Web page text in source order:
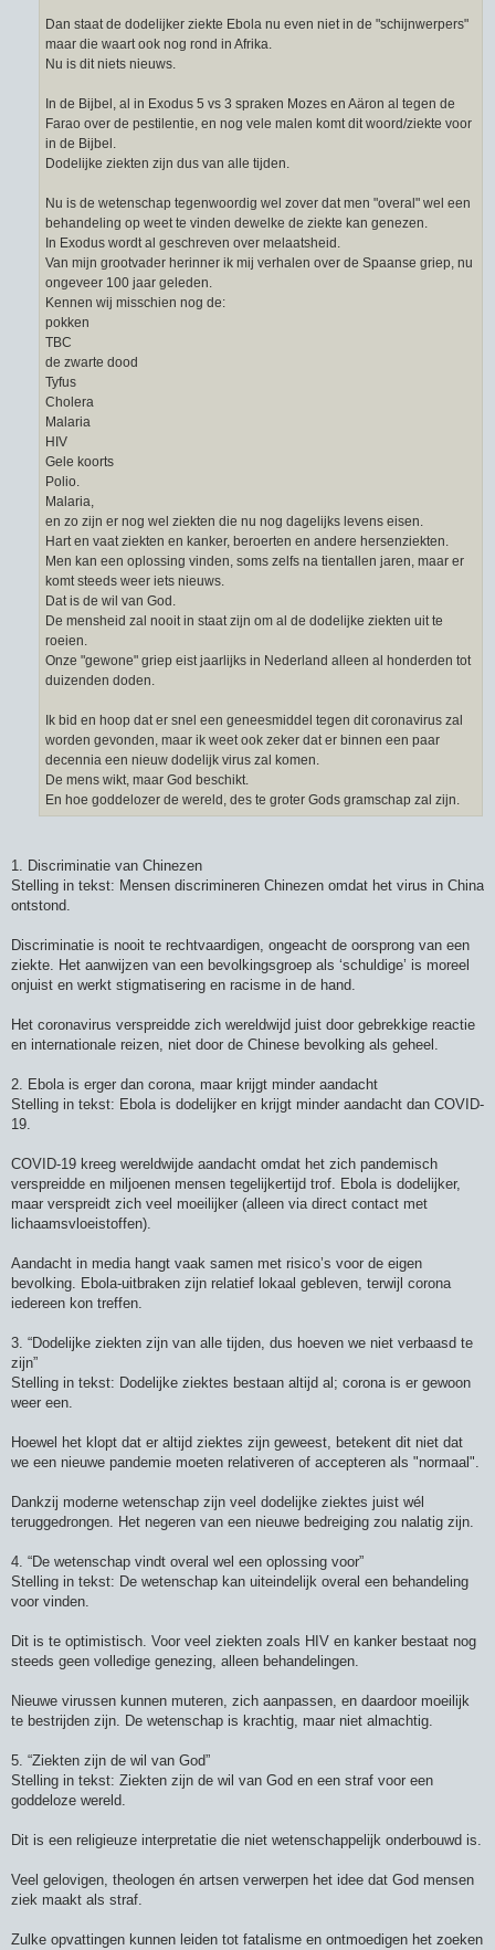
Dan staat de dodelijker ziekte Ebola nu even niet in de "schijnwerpers"
maar die waart ook nog rond in Afrika.
Nu is dit niets nieuws.
In de Bijbel, al in Exodus 5 vs 3 spraken Mozes en Aäron al tegen de
Farao over de pestilentie, en nog vele malen komt dit woord/ziekte voor
in de Bijbel.
Dodelijke ziekten zijn dus van alle tijden.
Nu is de wetenschap tegenwoordig wel zover dat men "overal" wel een
behandeling op weet te vinden dewelke de ziekte kan genezen.
In Exodus wordt al geschreven over melaatsheid.
Van mijn grootvader herinner ik mij verhalen over de Spaanse griep, nu
ongeveer 100 jaar geleden.
Kennen wij misschien nog de:
pokken
TBC
de zwarte dood
Tyfus
Cholera
Malaria
HIV
Gele koorts
Polio.
Malaria,
en zo zijn er nog wel ziekten die nu nog dagelijks levens eisen.
Hart en vaat ziekten en kanker, beroerten en andere hersenziekten.
Men kan een oplossing vinden, soms zelfs na tientallen jaren, maar er
komt steeds weer iets nieuws.
Dat is de wil van God.
De mensheid zal nooit in staat zijn om al de dodelijke ziekten uit te
roeien.
Onze "gewone" griep eist jaarlijks in Nederland alleen al honderden tot
duizenden doden.
Ik bid en hoop dat er snel een geneesmiddel tegen dit coronavirus zal
worden gevonden, maar ik weet ook zeker dat er binnen een paar
decennia een nieuw dodelijk virus zal komen.
De mens wikt, maar God beschikt.
En hoe goddelozer de wereld, des te groter Gods gramschap zal zijn.
1. Discriminatie van Chinezen
Stelling in tekst: Mensen discrimineren Chinezen omdat het virus in China
ontstond.
Discriminatie is nooit te rechtvaardigen, ongeacht de oorsprong van een
ziekte. Het aanwijzen van een bevolkingsgroep als ‘schuldige’ is moreel
onjuist en werkt stigmatisering en racisme in de hand.
Het coronavirus verspreidde zich wereldwijd juist door gebrekkige reactie
en internationale reizen, niet door de Chinese bevolking als geheel.
2. Ebola is erger dan corona, maar krijgt minder aandacht
Stelling in tekst: Ebola is dodelijker en krijgt minder aandacht dan COVID-
19.
COVID-19 kreeg wereldwijde aandacht omdat het zich pandemisch
verspreidde en miljoenen mensen tegelijkertijd trof. Ebola is dodelijker,
maar verspreidt zich veel moeilijker (alleen via direct contact met
lichaamsvloeistoffen).
Aandacht in media hangt vaak samen met risico’s voor de eigen
bevolking. Ebola-uitbraken zijn relatief lokaal gebleven, terwijl corona
iedereen kon treffen.
3. “Dodelijke ziekten zijn van alle tijden, dus hoeven we niet verbaasd te
zijn”
Stelling in tekst: Dodelijke ziektes bestaan altijd al; corona is er gewoon
weer een.
Hoewel het klopt dat er altijd ziektes zijn geweest, betekent dit niet dat
we een nieuwe pandemie moeten relativeren of accepteren als "normaal".
Dankzij moderne wetenschap zijn veel dodelijke ziektes juist wél
teruggedrongen. Het negeren van een nieuwe bedreiging zou nalatig zijn.
4. “De wetenschap vindt overal wel een oplossing voor”
Stelling in tekst: De wetenschap kan uiteindelijk overal een behandeling
voor vinden.
Dit is te optimistisch. Voor veel ziekten zoals HIV en kanker bestaat nog
steeds geen volledige genezing, alleen behandelingen.
Nieuwe virussen kunnen muteren, zich aanpassen, en daardoor moeilijk
te bestrijden zijn. De wetenschap is krachtig, maar niet almachtig.
5. “Ziekten zijn de wil van God”
Stelling in tekst: Ziekten zijn de wil van God en een straf voor een
goddeloze wereld.
Dit is een religieuze interpretatie die niet wetenschappelijk onderbouwd is.
Veel gelovigen, theologen én artsen verwerpen het idee dat God mensen
ziek maakt als straf.
Zulke opvattingen kunnen leiden tot fatalisme en ontmoedigen het zoeken